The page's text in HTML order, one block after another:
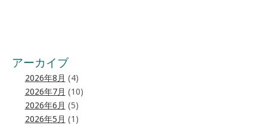
アーカイブ
2026年8月 (4)
2026年7月 (10)
2026年6月 (5)
2026年5月 (1)